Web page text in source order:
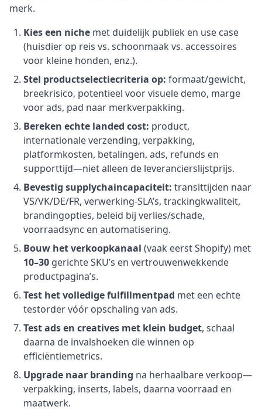
merk.
Kies een niche met duidelijk publiek en use case
(huisdier op reis vs. schoonmaak vs. accessoires
voor kleine honden, enz.).
Stel productselectiecriteria op: formaat/gewicht,
breekrisico, potentieel voor visuele demo, marge
voor ads, pad naar merkverpakking.
Bereken echte landed cost: product,
internationale verzending, verpakking,
platformkosten, betalingen, ads, refunds en
supporttijd—niet alleen de leverancierslijstprijs.
Bevestig supplychaincapaciteit: transittijden naar
VS/VK/DE/FR, verwerking-SLA’s, trackingkwaliteit,
brandingopties, beleid bij verlies/schade,
voorraadsync en automatisering.
Bouw het verkoopkanaal (vaak eerst Shopify) met
10–30 gerichte SKU’s en vertrouwenwekkende
productpagina’s.
Test het volledige fulfillmentpad met een echte
testorder vóór opschaling van ads.
Test ads en creatives met klein budget, schaal
daarna de invalshoeken die winnen op
efficiëntiemetrics.
Upgrade naar branding na herhaalbare verkoop—
verpakking, inserts, labels, daarna voorraad en
maatwerk.